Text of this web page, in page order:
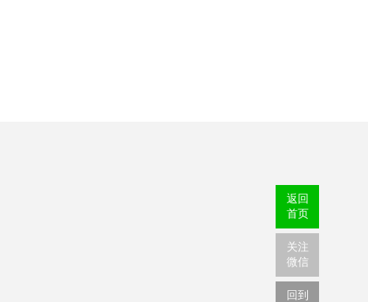
返回
首页
关注
微信
回到